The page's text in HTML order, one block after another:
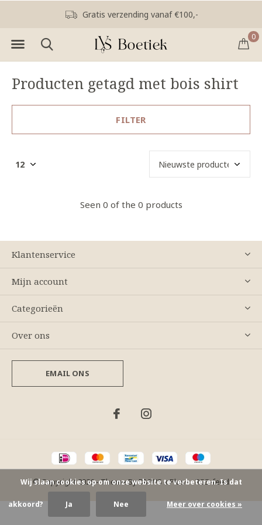
0
Gratis verzending vanaf €100,-
Producten getagd met bois shirt
FILTER
Seen 0 of the 0 products
Klantenservice
Mijn account
Categorieën
Over ons
EMAIL ONS
© Copyright2026- Theme ByDMWS xPlus+-RSS-feed
Wij slaan cookies op om onze website te verbeteren. Is dat
akkoord? Ja Nee Meer over cookies »